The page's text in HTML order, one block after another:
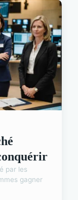
par les
gagner